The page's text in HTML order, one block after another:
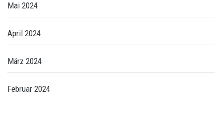
Mai 2024
April 2024
März 2024
Februar 2024